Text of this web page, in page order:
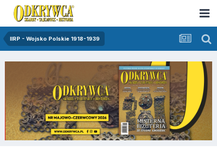
IIRP - Wojsko Polskie 1918-1939